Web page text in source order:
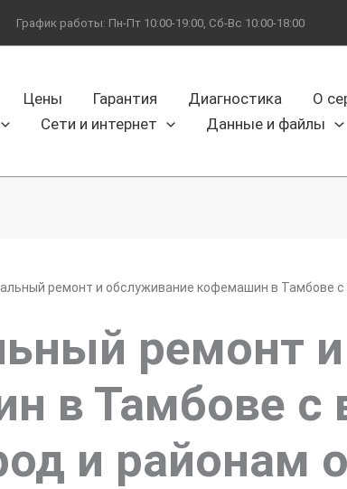
График работы: Пн-Пт 10:00-19:00, Сб-Вс 10:00-18:00
Цены Гарантия Диагностика О
Сети и интернет Данные и файлы
ремонт и обслуживание кофемашин в Тамбове с
ремонт
в Тамбове с
и районам